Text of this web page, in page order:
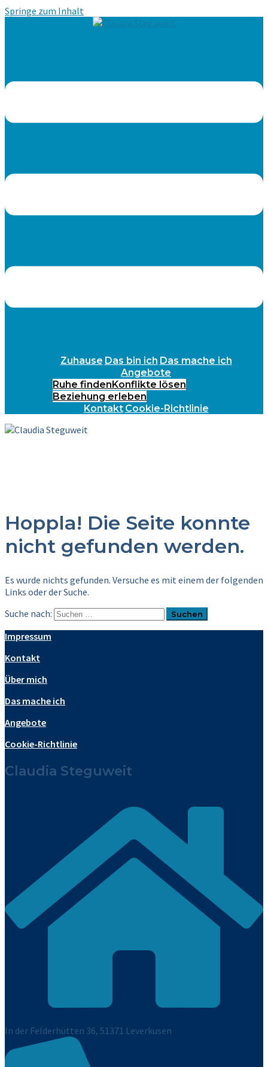
Springe zum Inhalt
Zuhause Das bin ich Das mache ich
Angebote
Ruhe findenKonflikte lösen
Beziehung erleben
Kontakt Cookie-Richtlinie
Hoppla! Die Seite konnte
nicht gefunden werden.
Es wurde nichts gefunden. Versuche es mit einem der folgenden
Links oder der Suche.
Suche nach:
Impressum
Kontakt
Über mich
Das mache ich
Angebote
Cookie-Richtlinie
Claudia Steguweit
In der Felderhütten 36, 51371 Leverkusen